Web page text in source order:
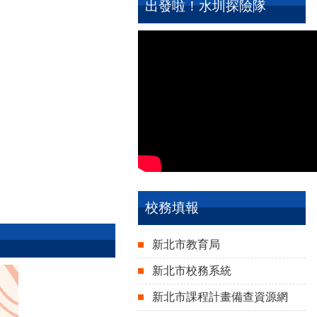
出發啦！水圳探險隊
校務填報
新北市教育局
新北市校務系統
新北市課程計畫備查資源網